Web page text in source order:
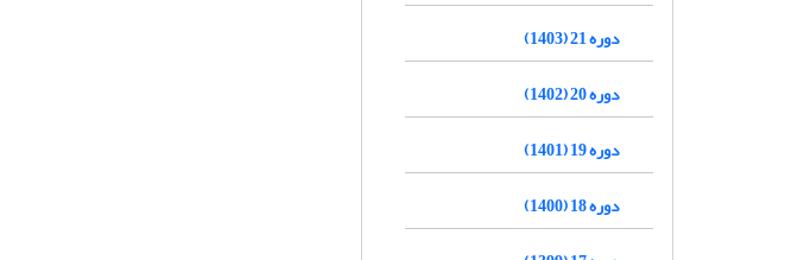
دوره 21 (1403)
دوره 20 (1402)
دوره 19 (1401)
دوره 18 (1400)